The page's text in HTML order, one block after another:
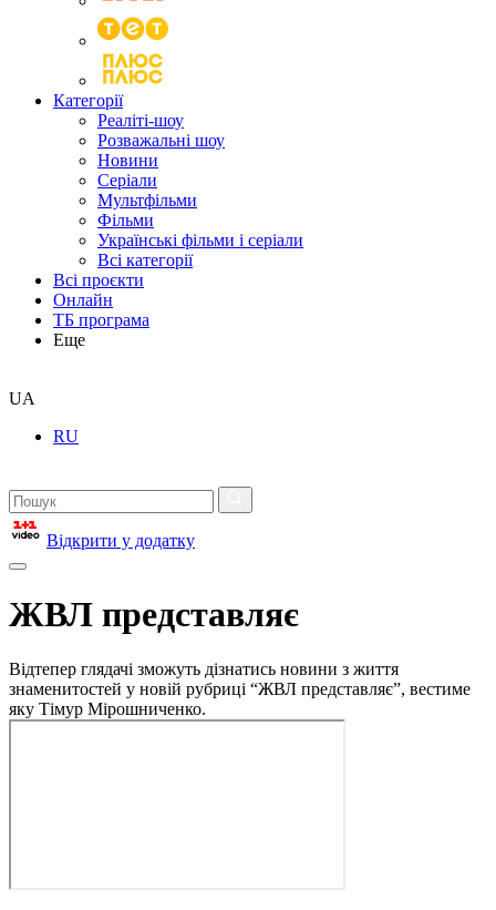
Категорії
Реаліті-шоу
Розважальні шоу
Новини
Серіали
Мультфільми
Фільми
Українські фільми і серіали
Всі категорії
Всі проєкти
Онлайн
ТБ програма
Еще
UA
RU
Відкрити у додатку
ЖВЛ представляє
Відтепер глядачі зможуть дізнатись новини з життя
знаменитостей у новій рубриці “ЖВЛ представляє”, вестиме
яку Тімур Мірошниченко.